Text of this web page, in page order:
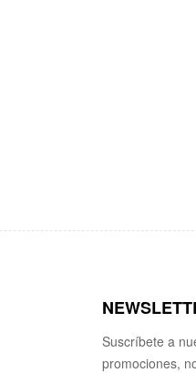
Suscríbete a
promociones,